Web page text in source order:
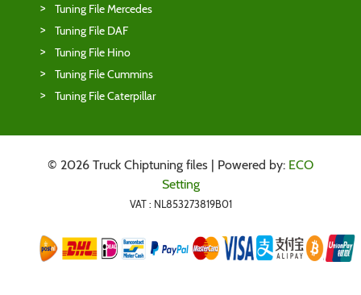
Tuning File Mercedes
Tuning File DAF
Tuning File Hino
Tuning File Cummins
Tuning File Caterpillar
© 2026 Truck Chiptuning files | Powered by: ECO
Setting
VAT : NL853273819B01